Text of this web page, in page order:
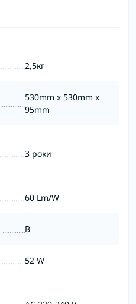
2,5кг
530mm x 530mm x
95mm
3 роки
60 Lm/W
B
52 W